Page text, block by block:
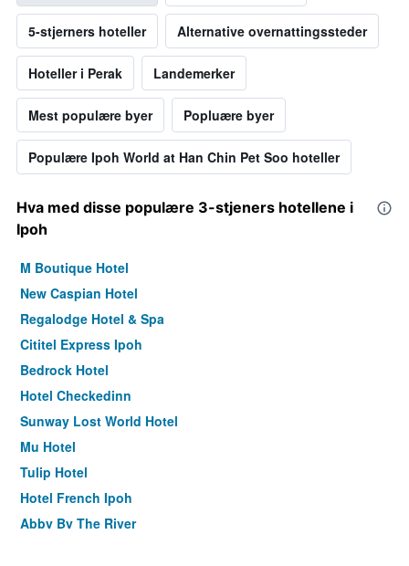
5-stjerners hoteller Alternative overnattingssteder
Hoteller i Perak Landemerker
Mest populære byer Popluære byer
Populære Ipoh World at Han Chin Pet Soo hoteller
Hva med disse populære 3-stjeners hotellene i
Ipoh
M Boutique Hotel
New Caspian Hotel
Regalodge Hotel & Spa
Cititel Express Ipoh
Bedrock Hotel
Hotel Checkedinn
Sunway Lost World Hotel
Mu Hotel
Tulip Hotel
Hotel French Ipoh
Abby By The River